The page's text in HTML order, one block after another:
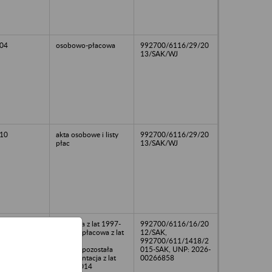
osobowo-płacowa
992700/6116/29/20
13/SAK/WJ
akta osobowe i listy
płac
992700/6116/29/20
13/SAK/WJ
osobowa z lat 1997-
2013,/npłacowa z lat
2014,/npozostała
dokumentacja z lat
1997-2014
992700/6116/16/20
12/SAK,
992700/611/1418/2
015-SAK, UNP: 2026-
00266858